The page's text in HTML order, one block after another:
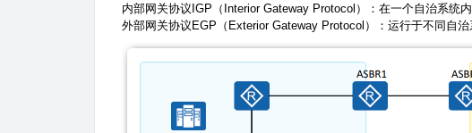
内部网关协议IGP（Interior Gateway Protocol）：在一个自治系统
外部网关协议EGP（Exterior Gateway Protocol）：运行于不同自